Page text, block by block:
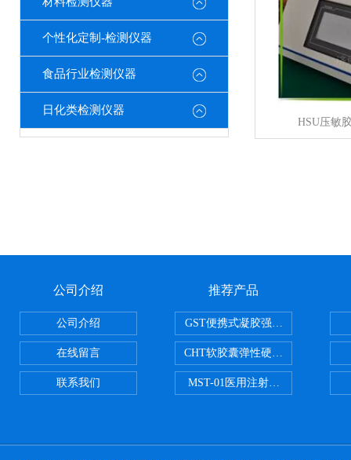
个性化定制-检测仪器
食品行业检测仪器
日化类检测仪器
HSU压敏
公司介绍
公司介绍
在线留言
联系我们
推荐产品
GST便携式凝胶强度测定仪
CHT软胶囊弹性硬度测试仪
MST-01医用注射器测试仪